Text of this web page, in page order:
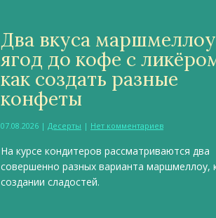
Два вкуса
ягод до кофе с
как создать разные
конфеты
07.08.2026 | Десерты | Нет комментариев
На курсе кондитеров рассматриваются два
совершенно разных варианта маршмеллоу,
сладостей.